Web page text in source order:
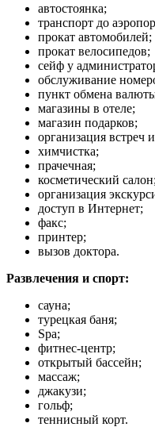
автостоянка;
транспорт до
прокат автомобилей;
прокат велосипедов;
сейф у
обслуживание
пункт обмена
магазины в отеле;
магазин подарков;
организация встреч
химчистка;
прачечная;
косметический салон;
организация
доступ в Интернет;
факс;
принтер;
вызов доктора.
Развлечения и спорт:
сауна;
турецкая баня;
Spa;
фитнес-центр;
открытый бассейн;
массаж;
джакузи;
гольф;
теннисный корт.